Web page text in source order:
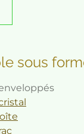
sous